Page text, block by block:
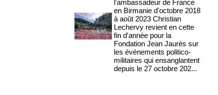
l'ambassadeur de France
en Birmanie d'octobre 2018
à août 2023 Christian
Lechervy revient en cette
fin d'année pour la
Fondation Jean Jaurès sur
les événements politico-
militaires qui ensanglantent
depuis le 27 octobre 202...